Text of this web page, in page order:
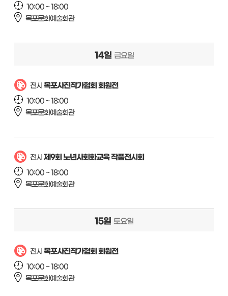
10:00 ~ 18:00
목포문화예술회관
14일 금요일
전시 목포사진작가협회 회원전
10:00 ~ 18:00
목포문화예술회관
전시 제9회 노년사회화교육 작품전시회
10:00 ~ 18:00
목포문화예술회관
15일 토요일
전시 목포사진작가협회 회원전
10:00 ~ 18:00
목포문화예술회관